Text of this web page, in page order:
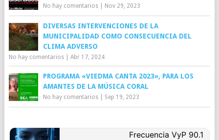
No hay comentarios| Nov 29, 2023
DIVERSAS INTERVENCIONES DE LA
MUNICIPALIDAD COMO CONSECUENCIA DEL
CLIMA ADVERSO
No hay comentarios| Abr 17, 2024
PROGRAMA «VIEDMA CANTA 2023», PARA LOS
AMANTES DE LA MÚSICA CORAL
No hay comentarios| Sep 19, 2023